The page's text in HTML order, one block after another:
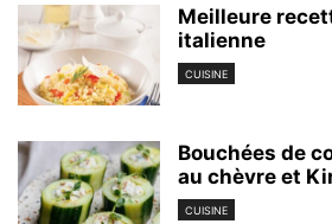
Meilleure
italienne
CUISINE
Bouchées de
au chèvre et
CUISINE